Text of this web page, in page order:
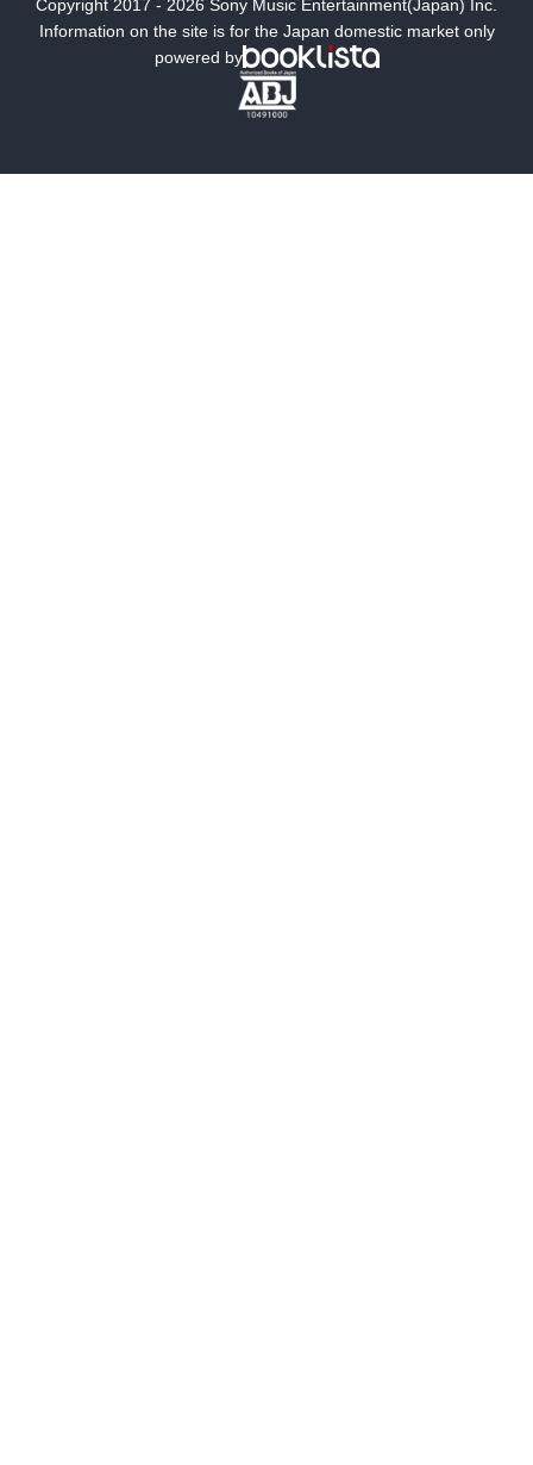
ミステリー SF
文学
Copyright 2017 - 2026 Sony Music Entertainment(Japan) Inc.
Information on the site is for the Japan domestic market only
powered by